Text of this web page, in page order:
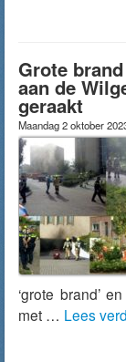
Grote
aan de
geraakt
Maandag 2 oktober
‘grote brand’
met … Lees